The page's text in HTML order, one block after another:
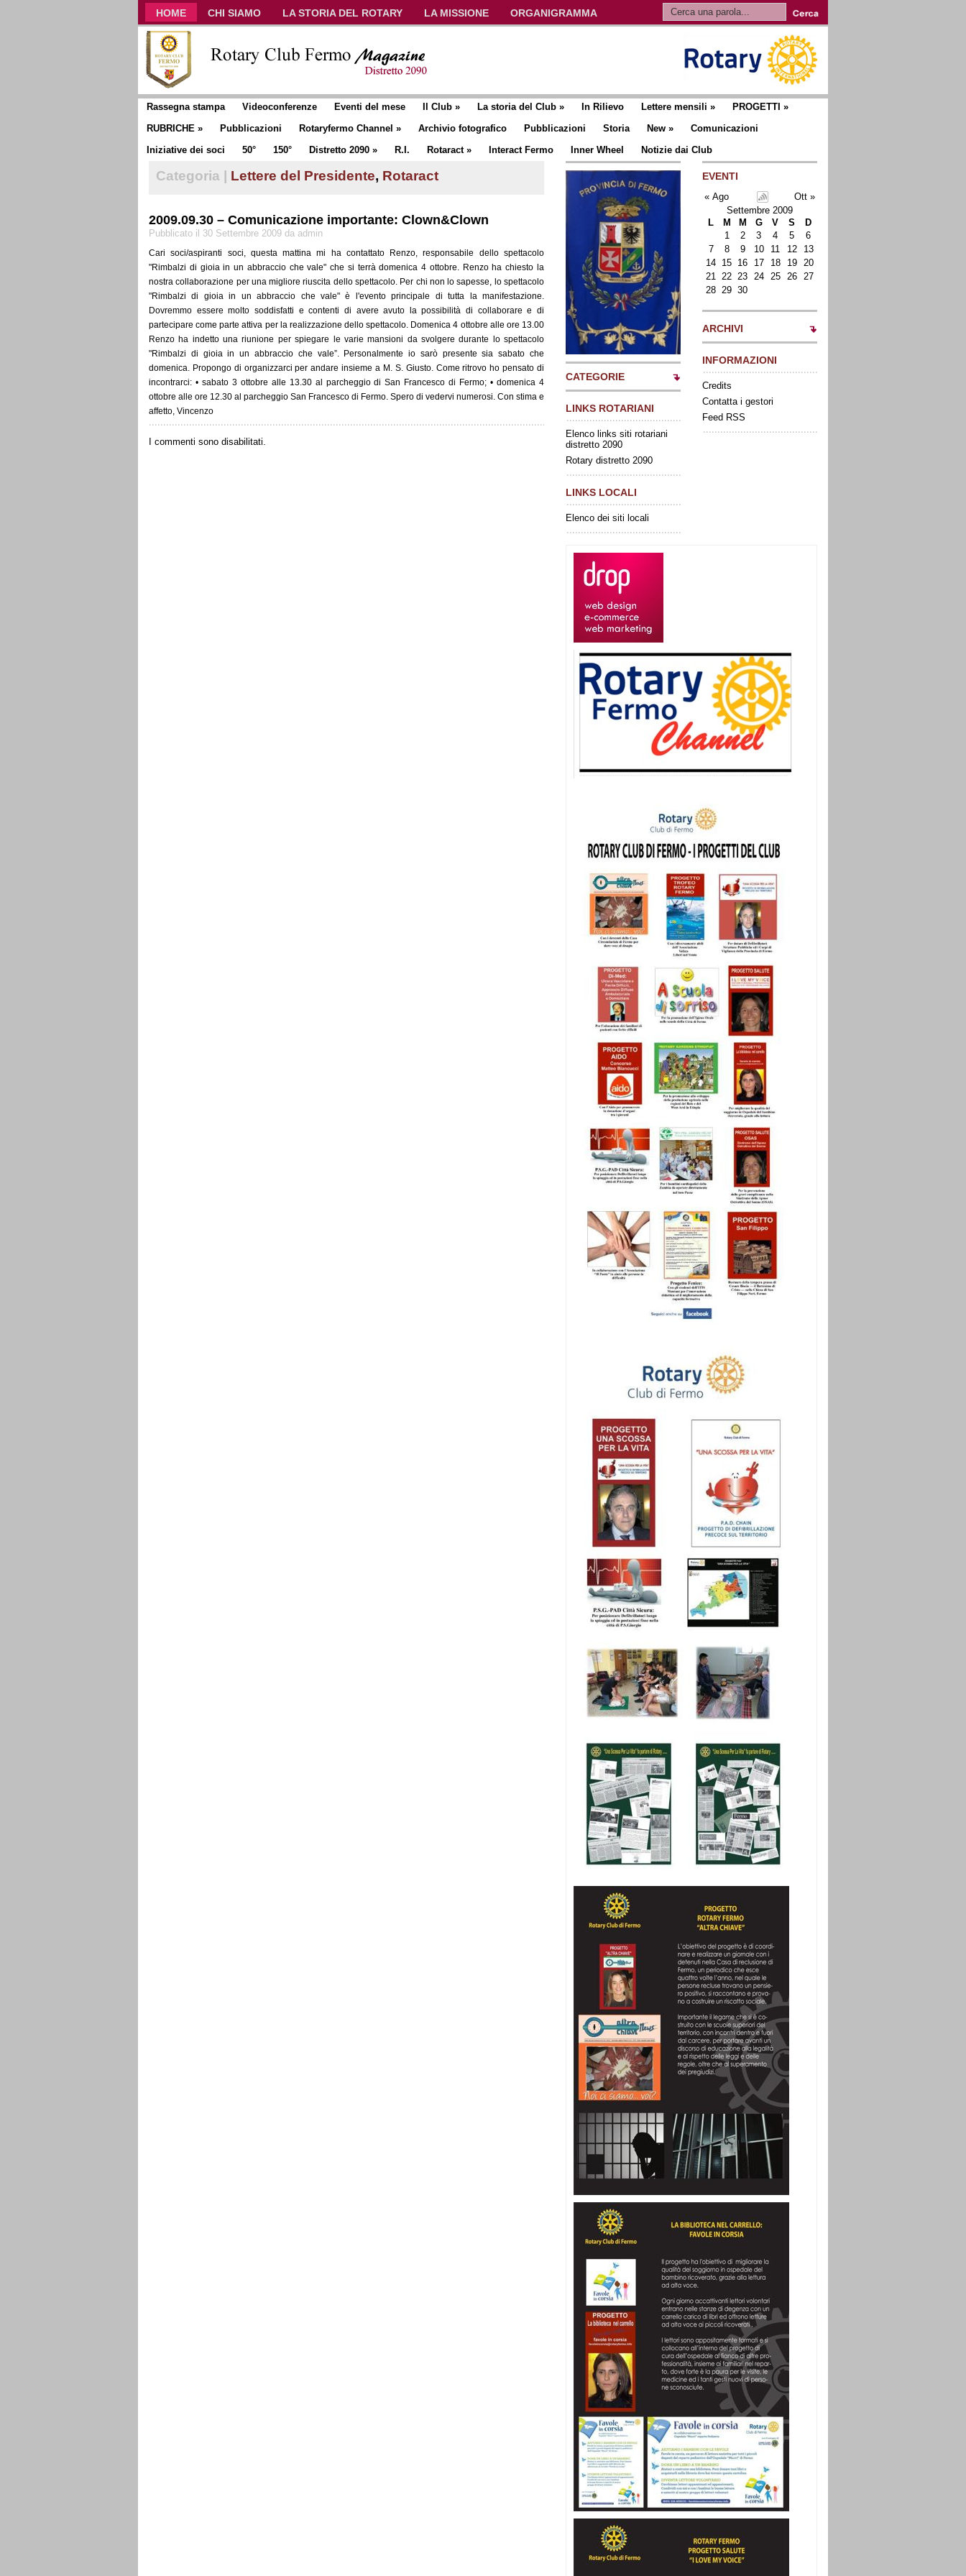
HOME CHI SIAMO LA STORIA DEL ROTARY LA MISSIONE
ORGANIGRAMMA
CLUB COMMUNICATOR
Rassegna stampa Videoconferenze Eventi del mese Il Club » La storia del Club » In Rilievo Lettere mensili » PROGETTI »
RUBRICHE » Pubblicazioni Rotaryfermo Channel » Archivio fotografico Pubblicazioni Storia New »
Comunicazioni
Iniziative dei soci
50° 150° Distretto 2090 » R.I. Rotaract» Interact Fermo Inner Wheel Notizie dai Club
Categoria | Lettere del Presidente, Rotaract
2009.09.30 – Comunicazione importante: Clown&Clown
Pubblicato il 30 Settembre 2009 da admin
Cari soci/aspiranti soci, questa mattina mi ha contattato Renzo, responsabile dello spettacolo
"Rimbalzi di gioia in un abbraccio che vale" che si terrà domenica 4 ottobre. Renzo ha chiesto la
nostra collaborazione per una migliore riuscita dello spettacolo. Per chi non lo sapesse, lo spettacolo
"Rimbalzi di gioia in un abbraccio che vale" è l'evento principale di tutta la manifestazione.
Dovremmo essere molto soddisfatti e contenti di avere avuto la possibilità di collaborare e di
partecipare come parte attiva per la realizzazione dello spettacolo. Domenica 4 ottobre alle ore 13.00
Renzo ha indetto una riunione per spiegare le varie mansioni da svolgere durante lo spettacolo
"Rimbalzi di gioia in un abbraccio che vale”. Personalmente io sarò presente sia sabato che
domenica. Propongo di organizzarci per andare insieme a M. S. Giusto. Come ritrovo ho pensato di
incontrarci: • sabato 3 ottobre alle 13.30 al parcheggio di San Francesco di Fermo; • domenica 4
ottobre alle ore 12.30 al parcheggio San Francesco di Fermo. Spero di vedervi numerosi. Con stima e
affetto, Vincenzo
I commenti sono disabilitati.
CATEGORIE
LINKS ROTARIANI
Elenco links siti rotariani
distretto 2090
Rotary distretto 2090
LINKS LOCALI
Elenco dei siti locali
EVENTI
« Ago
Ott »
Settembre 2009
L
M M G V S
D
1
2 3 4 5
6
7
8 9 10 11 12
13
14 15 16 17 18 19
20
21 22 23 24 25 26
27
28 29 30
ARCHIVI
INFORMAZIONI
Credits
Contatta i gestori
Feed RSS